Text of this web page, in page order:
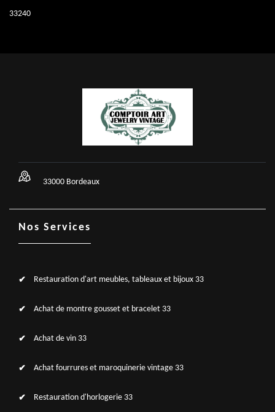
33240
33000 Bordeaux
Nos Services
Restauration d'art meubles, tableaux et bijoux 33
Achat de montre gousset et bracelet 33
Achat de vin 33
Achat fourrures et maroquinerie vintage 33
Restauration d'horlogerie 33